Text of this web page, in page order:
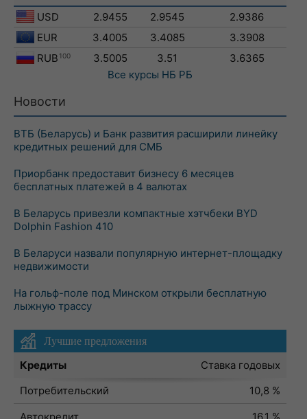
USD 2.9455 2.9545
2.9386
EUR
3.4005 3.4085
3.3908
RUB 100 3.5005 3.51
3.6365
Все курсы НБ РБ
Новости
ВТБ (Беларусь) и Банк развития расширили линейку
кредитных решений для СМБ
Приорбанк предоставит бизнесу 6 месяцев
бесплатных платежей в 4 валютах
В Беларусь привезли компактные хэтчбеки BYD
Dolphin Fashion 410
В Беларуси назвали популярную интернет-площадку
недвижимости
На гольф-поле под Минском открыли бесплатную
лыжную трассу
Лучшие предложения
Кредиты
Ставка годовых
Потребительский
10,8 %